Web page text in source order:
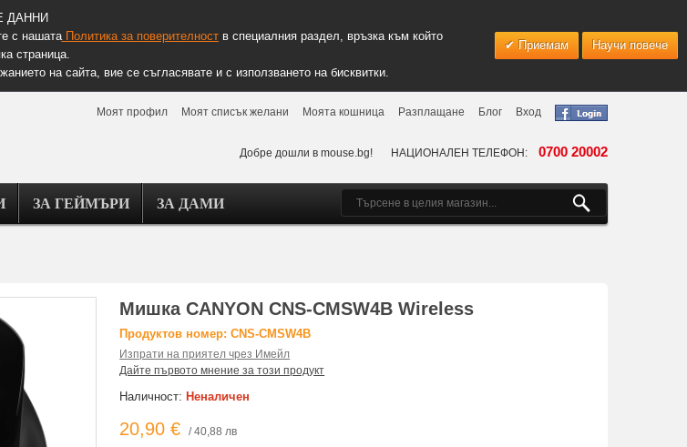
ДАННИ
с нашатаПолитика за поверителноств специалния раздел, връзка към който
страница.
на сайта, вие се съгласявате и с използването на бисквитки.
Приемам Научи повече
Моят профил Моят списък желани Моята кошница Разплащане Блог Вход
Добре дошли в mouse.bg! НАЦИОНАЛЕН ТЕЛЕФОН: 0700 20002
ЗА ГЕЙМЪРИ ЗА ДАМИ
Мишка CANYON CNS-CMSW4B Wireless
Продуктов номер: CNS-CMSW4B
Изпрати на приятел чрез Имейл
Дайте първото мнение за този продукт
Наличност: Неналичен
20,90 € / 40,88 лв